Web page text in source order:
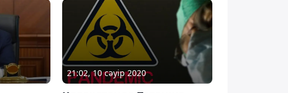
21:02, 10 сәуір 2020